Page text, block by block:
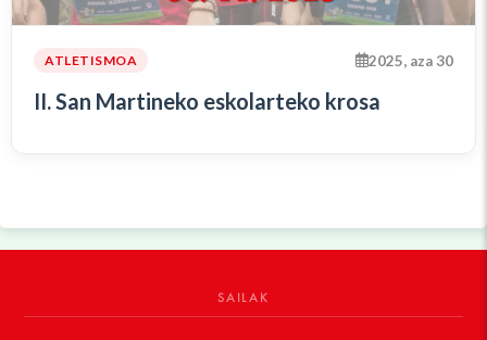
ATLETISMOA 2025, aza 30
II. San Martineko eskolarteko krosa
SAILAK